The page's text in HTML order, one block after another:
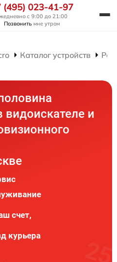
(495) 023-41-97
с 9:00 до 21:00
Позвонить мне утром
Каталог устройств
видоискателе и
счет,
курьера